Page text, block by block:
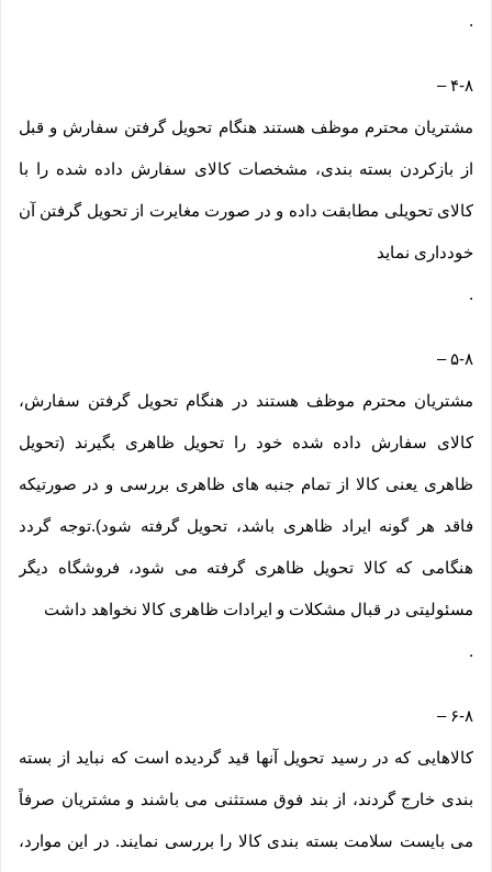
.
۴-۸–
مشتریان محترم موظف هستند هنگام تحویل گرفتن سفارش و قبل
از بازکردن بسته بندی، مشخصات کالای سفارش داده شده را با
کالای تحویلی مطابقت داده و در صورت مغایرت از تحویل گرفتن آن
خودداری نماید
.
۵-۸–
مشتریان محترم موظف هستند در هنگام تحویل گرفتن سفارش،
کالای سفارش داده شده خود را تحویل ظاهری بگیرند (تحویل
ظاهری یعنی کالا از تمام جنبه های ظاهری بررسی و در صورتیکه
فاقد هر گونه ایراد ظاهری باشد، تحویل گرفته شود).توجه گردد
هنگامی که کالا تحویل ظاهری گرفته می شود، فروشگاه دیگر
مسئولیتی در قبال مشکلات و ایرادات ظاهری کالا نخواهد داشت
.
۶-۸ –
کالاهایی که در رسید تحویل آنها قید گردیده است که نباید از بسته
بندی خارج گردند، از بند فوق مستثنی می باشند و مشتریان صرفاً
می بایست سلامت بسته بندی کالا را بررسی نمایند. در این موارد،